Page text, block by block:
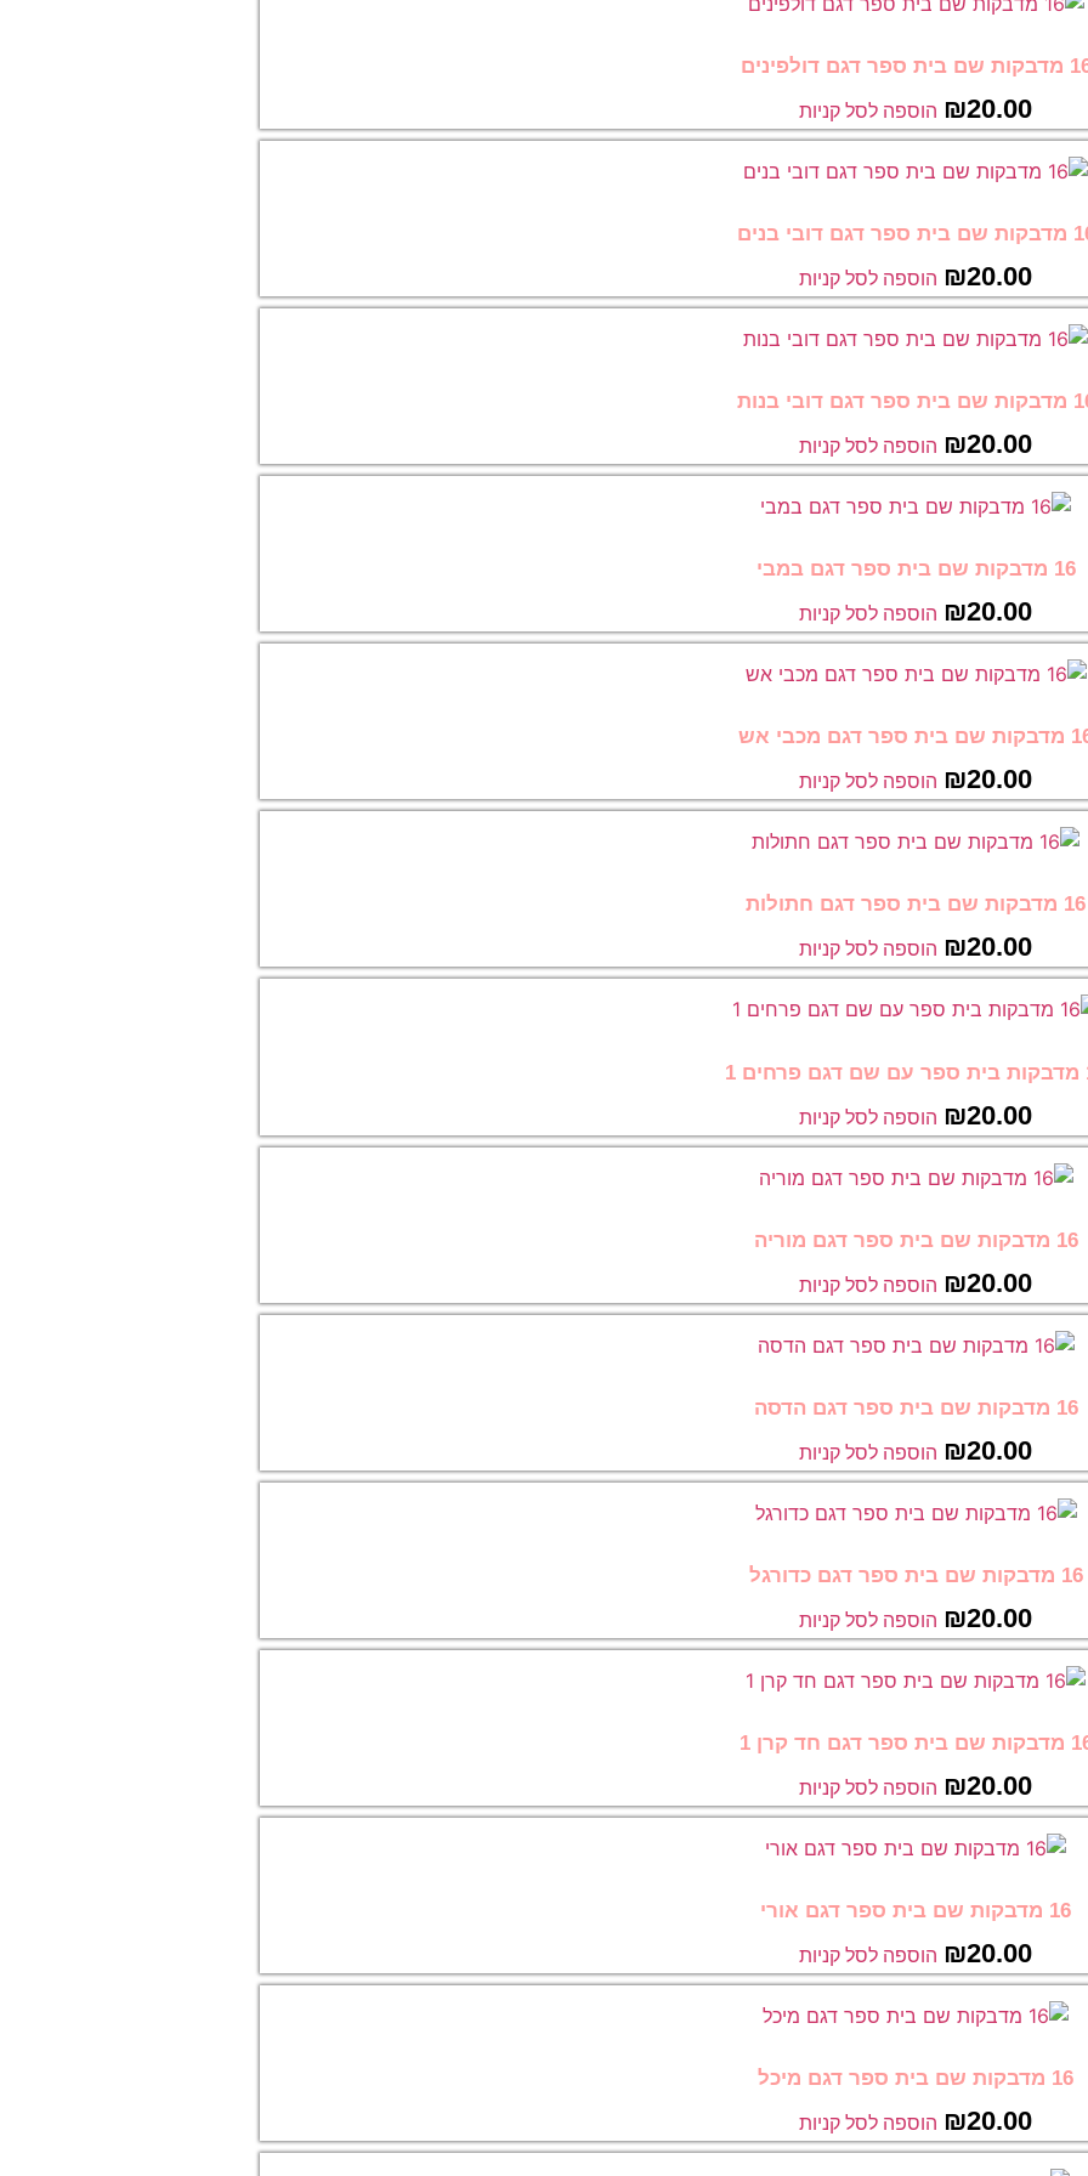
בית ספר דגם דולפינים
₪20.00 הוספה לסל קניות
דגם דובי בנים
₪20.00 הוספה לסל קניות
דגם דובי בנות
₪20.00 הוספה לסל קניות
16 מדבקות שם בית ספר דגם במבי
₪20.00 הוספה לסל קניות
ספר דגם מכבי אש
₪20.00 הוספה לסל קניות
16 מדבקות שם בית ספר דגם חתולות
₪20.00 הוספה לסל קניות
1
₪20.00 הוספה לסל קניות
16 מדבקות שם בית ספר דגם מוריה
₪20.00 הוספה לסל קניות
16 מדבקות שם בית ספר דגם הדסה
₪20.00 הוספה לסל קניות
16 מדבקות שם בית ספר דגם כדורגל
₪20.00 הוספה לסל קניות
בית ספר דגם חד קרן 1
₪20.00 הוספה לסל קניות
16 מדבקות שם בית ספר דגם אורי
₪20.00 הוספה לסל קניות
16 מדבקות שם בית ספר דגם מיכל
₪20.00 הוספה לסל קניות